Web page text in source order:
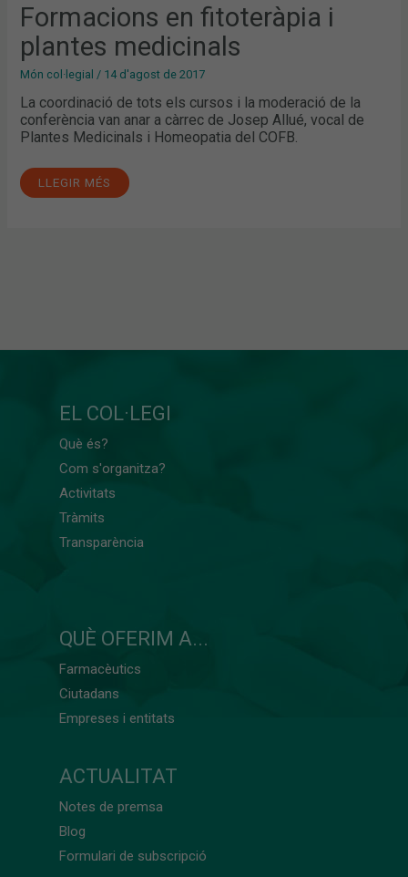
Formacions en fitoteràpia i
plantes medicinals
Món col·legial / 14 d'agost de 2017
La coordinació de tots els cursos i la moderació de la
conferència van anar a càrrec de Josep Allué, vocal de
Plantes Medicinals i Homeopatia del COFB.
LLEGIR MÉS
EL COL·LEGI
Què és?
Com s'organitza?
Activitats
Tràmits
Transparència
QUÈ OFERIM A...
Farmacèutics
Ciutadans
Empreses i entitats
ACTUALITAT
Notes de premsa
Blog
Formulari de subscripció